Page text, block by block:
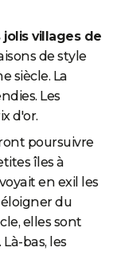
jolis villages de
de style
siècle. La
Les
d'or.
poursuivre
îles à
en exil les
du
elles sont
bas, les